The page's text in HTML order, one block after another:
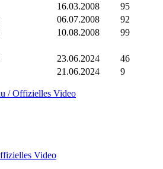
16.03.2008
95
06.07.2008
92
10.08.2008
99
23.06.2024
46
21.06.2024 9